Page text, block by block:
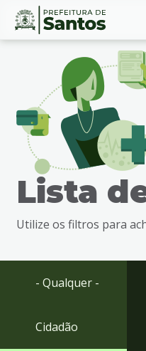
Ir
busca
Ir
Conteúdo
Lista
Utilize os filtros para
- Qualquer -
Cidadão